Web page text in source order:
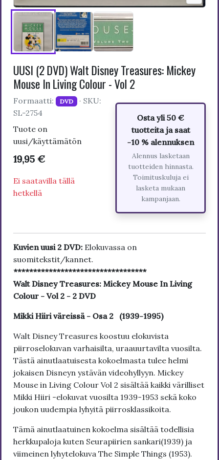
UUSI (2 DVD) Walt Disney Treasures: Mickey
Mouse In Living Colour - Vol 2
Formaatti: DVD · SKU:
SL-2754
Tuote on
uusi/käyttämätön
19,95 €
Ei saatavilla tällä
hetkellä
Osta yli 50 €
tuotteita ja saat
-10 % alennuksen
Alennus lasketaan
tuotteiden hinnasta.
Toimituskuluja ei
lasketa mukaan
kampanjaan.
Kuvien uusi 2 DVD: Elokuvassa on
suomitekstit/kannet.
**********************************
Walt Disney Treasures: Mickey Mouse In Living
Colour - Vol 2 - 2 DVD
Mikki Hiiri väreissä - Osa 2 (1939-1995)
Walt Disney Treasures koostuu elokuvista
piirroselokuvan varhaisilta, uraauurtavilta vuosilta.
Tästä ainutlaatuisesta kokoelmasta tulee helmi
jokaisen Disneyn ystävän videohyllyyn. Mickey
Mouse in Living Colour Vol 2 sisältää kaikki värilliset
Mikki Hiiri -elokuvat vuosilta 1939-1953 sekä koko
joukon uudempia lyhyitä piirrosklassikoita.
Tämä ainutlaatuinen kokoelma sisältää todellisia
herkkupaloja kuten Seurapiirien sankari(1939) ja
viimeinen lyhytelokuva The Simple Things (1953).